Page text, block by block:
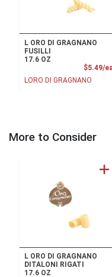
L ORO DI GRAGNANO
FUSILLI
17.6 OZ
$5.49/
LORO DI GRAGNANO
More to Consider
L ORO DI GRAGNANO
DITALONI RIGATI
17.6 OZ